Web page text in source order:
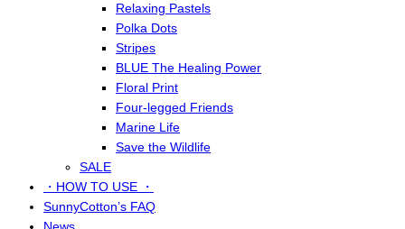
Relaxing Pastels
Polka Dots
Stripes
BLUE The Healing Power
Floral Print
Four-legged Friends
Marine Life
Save the Wildlife
SALE
・HOW TO USE ・
SunnyCotton’s FAQ